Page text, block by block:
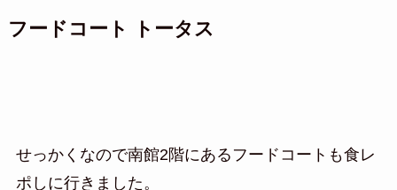
フードコート トータス
せっかくなので南館2階にあるフードコートも食レ
ポしに行きました。